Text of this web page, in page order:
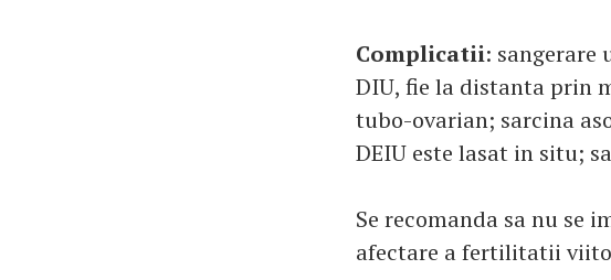
Complicatii:
DIU, fie la distanta prin
tubo-ovarian; sarcina
DEIU este lasat in situ;
Se recomanda sa nu se
afectare a fertilitatii